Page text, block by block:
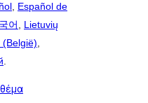
, Español de
어, Lietuvių
(België),
.